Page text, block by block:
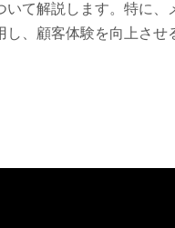
いて解説します。特に
し、顧客体験を向上させ